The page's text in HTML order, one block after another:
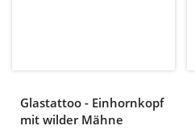
Glastattoo - Einhornkopf
mit wilder Mähne